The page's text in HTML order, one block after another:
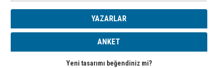
YAZARLAR
ANKET
Yeni tasarımı beğendiniz mi?